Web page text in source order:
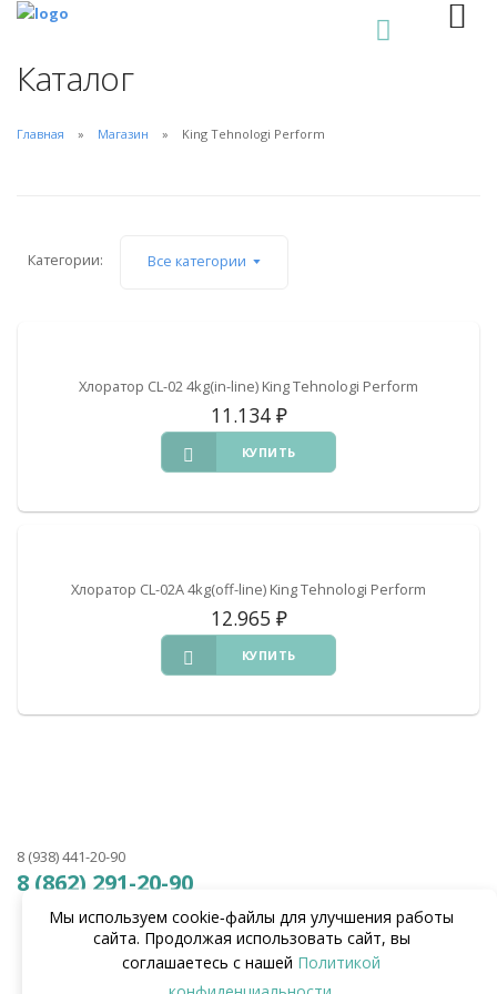
Каталог
Главная Магазин King Tehnologi Perform
Категории: Все категории
Хлоратор CL-02 4kg(in-line) King Tehnologi Perform
11.134 ₽
КУПИТЬ
Хлоратор CL-02А 4kg(off-line) King Tehnologi Perform
12.965 ₽
КУПИТЬ
8 (938) 441-20-90
8 (862) 291-20-90
Мы используем cookie‑файлы для улучшения работы
сайта. Продолжая использовать сайт, вы
соглашаетесь с нашей Политикой